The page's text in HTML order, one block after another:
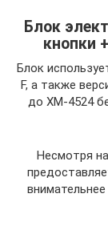
Блок
кнопки
Блок
F, а также
до ХМ-4524
Несмотря